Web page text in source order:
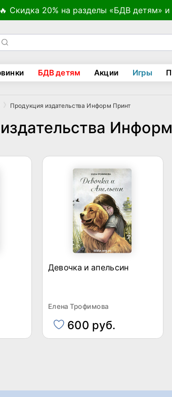
🔥 Скидка 20% на разделы «БДВ детям»
БДВ детям Акции Игры
Продукция издательства Информ Принт
Девочка и апельсин
Елена Трофимова
600 руб.